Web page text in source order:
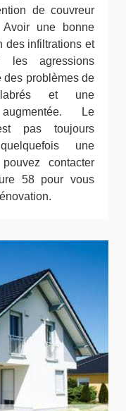
de couvreur
Avoir une bonne
des infiltrations et
les agressions
des problèmes de
et une
Le
pas toujours
une
contacter
58 pour vous